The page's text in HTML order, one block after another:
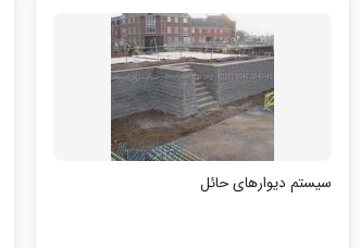
سیستم دیوارهای حائل